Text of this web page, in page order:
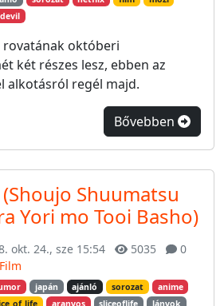
rovatának októberi
két részes lesz, ebben az
alkotásról regél majd.
Bővebben
Shuumatsu
Yori mo Tooi Basho)
okt. 24., sze 15:54 5035
0
japán ajánló sorozat
anime
aranyos sliceoflife
lányok